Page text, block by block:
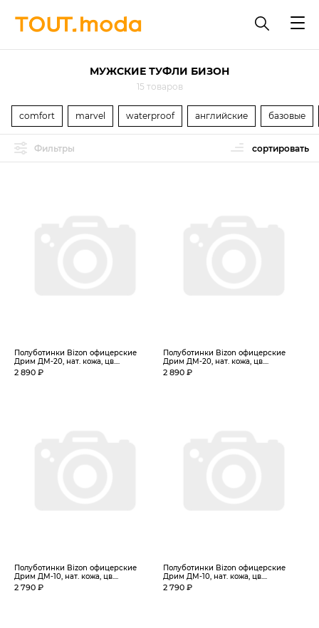
МУЖСКИЕ ТУФЛИ БИЗОН
15 товаров
comfort marvel waterproof английские базовые
Фильтры сортировать
Полуботинки Bizon офицерские
Дрим ДМ-20, нат. кожа, цв....
2 890 ₽
Полуботинки Bizon офицерские
Дрим ДМ-20, нат. кожа, цв....
2 890 ₽
Полуботинки Bizon офицерские
Дрим ДМ-10, нат. кожа, цв....
2 790 ₽
Полуботинки Bizon офицерские
Дрим ДМ-10, нат. кожа, цв....
2 790 ₽